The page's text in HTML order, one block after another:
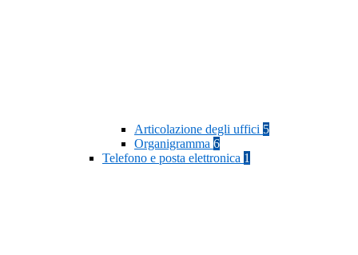
Articolazione degli uffici 5
Organigramma 6
Telefono e posta elettronica 1